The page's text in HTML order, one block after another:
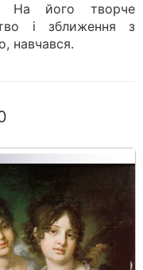
На його творче
і зближення з
навчався.